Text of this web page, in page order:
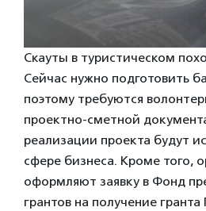
Скауты в туристическом
Сейчас нужно подготовить
поэтому требуются
проектно-сметной
реализации проекта будут
сфере бизнеса. Кроме того,
оформляют заявку в Фонд
грантов на получение